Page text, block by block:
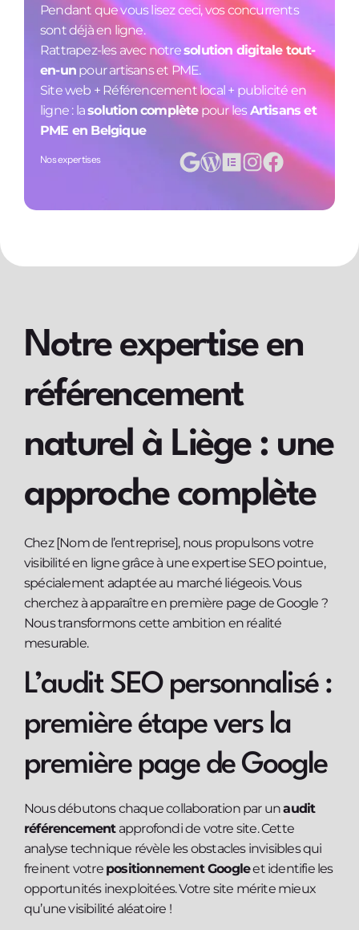
Pendant que vous lisez ceci, vos concurrents
sont déjà en ligne.
Rattrapez-les avec notresolution digitale tout-
en-un pour artisans et PME.
Site web + Référencement local + publicité en
ligne : lasolution complètepour lesArtisans et
PME en Belgique
Nos expertises
Notre expertise en
référencement
naturel à Liège : une
approche complète
Chez [Nom de l’entreprise], nous propulsons votre
visibilité en ligne grâce à une expertise SEO pointue,
spécialement adaptée au marché liégeois. Vous
cherchez à apparaître en première page de Google ?
Nous transformons cette ambition en réalité
mesurable.
L’audit SEO personnalisé :
première étape vers la
première page de Google
Nous débutons chaque collaboration par unaudit
référencementapprofondi de votre site. Cette
analyse technique révèle les obstacles invisibles qui
freinent votre positionnement Googleet identifie les
opportunités inexploitées. Votre site mérite mieux
qu’une visibilité aléatoire !